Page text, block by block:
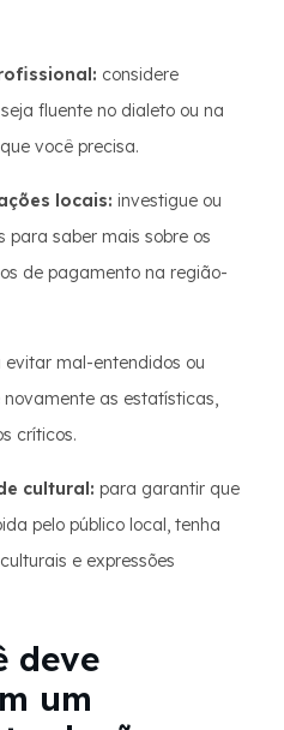
considere
fluente no dialeto ou na
você precisa.
locais: investigue ou
para saber mais sobre os
de pagamento na região-
evitar mal-entendidos ou
as estatísticas,
críticos.
cultural: para garantir que
pelo público local, tenha
e expressões
deve
um